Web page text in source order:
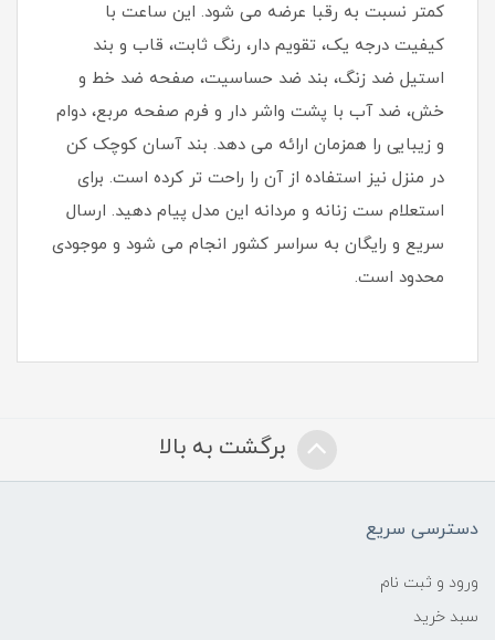
کمتر نسبت به رقبا عرضه می شود. این ساعت با
کیفیت درجه یک، تقویم دار، رنگ ثابت، قاب و بند
استیل ضد زنگ، بند ضد حساسیت، صفحه ضد خط و
خش، ضد آب با پشت واشر دار و فرم صفحه مربع، دوام
و زیبایی را همزمان ارائه می دهد. بند آسان کوچک کن
در منزل نیز استفاده از آن را راحت تر کرده است. برای
استعلام ست زنانه و مردانه این مدل پیام دهید. ارسال
سریع و رایگان به سراسر کشور انجام می شود و موجودی
محدود است.
برگشت به بالا
دسترسی سریع
ورود و ثبت نام
سبد خرید